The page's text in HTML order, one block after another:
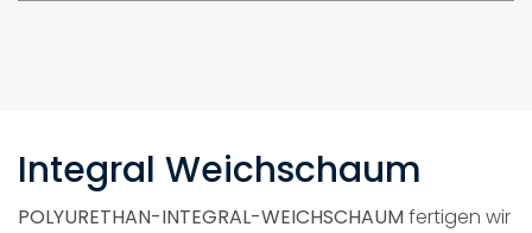
Integral Weichschaum
POLYURETHAN-INTEGRAL-WEICHSCHAUMfertigen wir